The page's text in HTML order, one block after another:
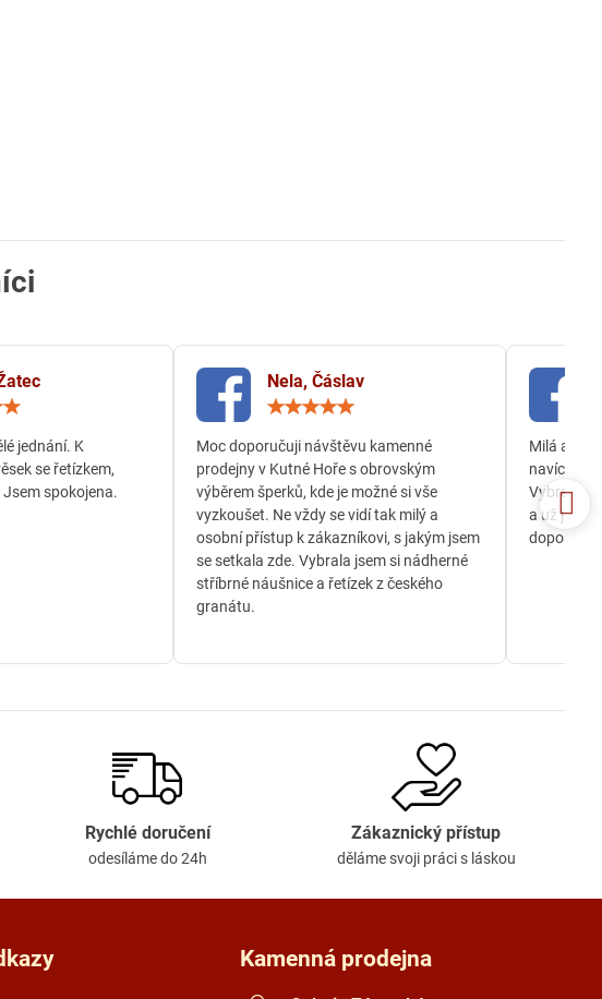
/
5
jednání. K
se řetízkem,
spokojena.
Nela, Čáslav
/
5
Moc doporučuji návštěvu kamenné
prodejny v Kutné Hoře s obrovským
výběrem šperků, kde je možné si vše
vyzkoušet. Ne vždy se vidí tak milý a
osobní přístup k zákazníkovi, s jakým jsem
se setkala zde. Vybrala jsem si nádherné
stříbrné náušnice a řetízek z českého
granátu.
Milá a
navíc
Vybrala
a už je
Rychlé doručení
odesíláme do 24h
Zákaznický přístup
děláme svoji práci s láskou
Kamenná prodejna